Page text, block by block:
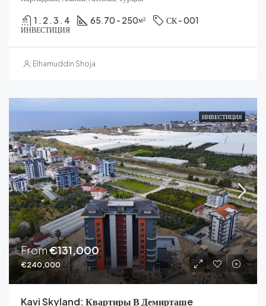
1 . 2 . 3 . 4 65.70 - 250м² СК - 001
ИНВЕСТИЦИЯ
Elhamuddin Shoja
ИНВЕСТИЦИЯ
From€131,000
€240,000
Kavi Skyland: Квартиры В Демирташe